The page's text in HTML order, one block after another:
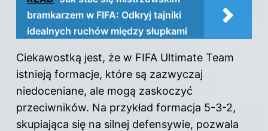
bramkarzem w FIFA: Odkryj tajniki
idealnych ruchów między słupkami
Ciekawostką jest, że w FIFA Ultimate Team
istnieją formacje, które są zazwyczaj
niedoceniane, ale mogą zaskoczyć
przeciwników. Na przykład formacja 5-3-2,
skupiająca się na silnej defensywie, pozwala